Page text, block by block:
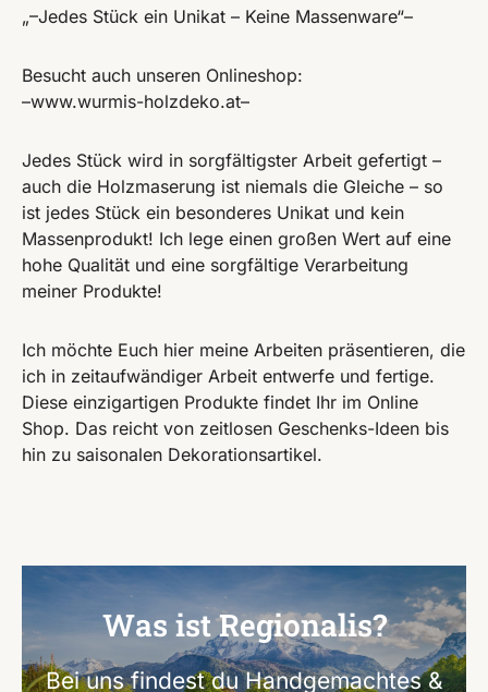
„–Jedes Stück ein Unikat – Keine Massenware“–
Besucht auch unseren Onlineshop:
–www.wurmis-holzdeko.at–
Jedes Stück wird in sorgfältigster Arbeit gefertigt –
auch die Holzmaserung ist niemals die Gleiche – so
ist jedes Stück ein besonderes Unikat und kein
Massenprodukt! Ich lege einen großen Wert auf eine
hohe Qualität und eine sorgfältige Verarbeitung
meiner Produkte!
Ich möchte Euch hier meine Arbeiten präsentieren, die
ich in zeitaufwändiger Arbeit entwerfe und fertige.
Diese einzigartigen Produkte findet Ihr im Online
Shop. Das reicht von zeitlosen Geschenks-Ideen bis
hin zu saisonalen Dekorationsartikel.
Was ist Regionalis?
Bei uns findest du Handgemachtes &